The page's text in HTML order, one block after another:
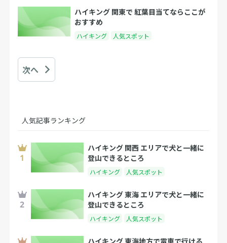
ハイキング 関東で 紅葉目当てならここが
おすすめ
ハイキング 人気スポット
次へ
人気記事ランキング
ハイキング 関西 エリアで犬と一緒に
登山できるところ
ハイキング 人気スポット
ハイキング 東海 エリアで犬と一緒に
登山できるところ
ハイキング 人気スポット